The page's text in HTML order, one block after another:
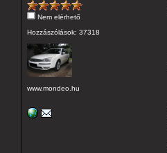
Nem elérhető
Hozzászólások: 37318
www.mondeo.hu